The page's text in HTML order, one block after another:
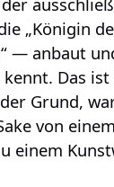
„Königin
— anbaut
Das ist
Grund,
von
einem